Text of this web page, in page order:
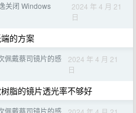
关闭 Windows
2024 年 4 月 21
日
的方案
佩戴蔡司镜片的感
2024 年 4 月 21
日
脂的镜片透光率不够好
佩戴蔡司镜片的感